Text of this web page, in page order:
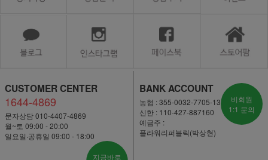
CUSTOMER CENTER
1644-4869
문자상담 010-4407-4869
월~토 09:00 - 20:00
일요일·공휴일 09:00 - 18:00
지금바로
BANK ACCOUNT
농협 : 355-0032-7705-13
신한 : 110-427-887160
예금주 :
플라워리퍼블릭(박상현)
비회원
1:1 문의